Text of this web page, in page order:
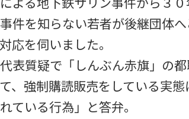
件を知らない若者が後継団体
応を伺いました。
表質疑で「しんぶん赤旗」の
、強制購読販売をしている実
ている行為」と答弁。